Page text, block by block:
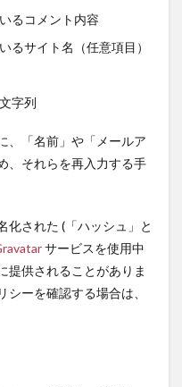
るコメント内容
るサイト名（任意項目）
字列
、「名前」や「メールア
、それらを再入力する手
化された (「ハッシュ」と
サービスを使用中
提供されることがありま
ーを確認する場合は、